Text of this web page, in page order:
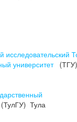
исследовательский
университет
(ТулГУ) Тула